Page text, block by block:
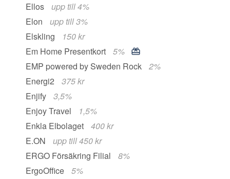
Ellos
upp till 4%
Elon
upp till 3%
Elskling
150 kr
Em Home Presentkort
5%
EMP powered by Sweden Rock
2%
Energi2
375 kr
Enjify
3,5%
Enjoy Travel
1,5%
Enkla Elbolaget
400 kr
E.ON
upp till 450 kr
ERGO Försäkring Filial
8%
ErgoOffice
5%